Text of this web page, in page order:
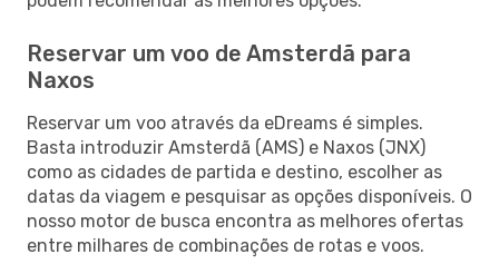
Reservar um voo de Amsterdã para
Naxos
Reservar um voo através da eDreams é simples.
Basta introduzir Amsterdã (AMS) e Naxos (JNX)
como as cidades de partida e destino, escolher as
datas da viagem e pesquisar as opções disponíveis. O
nosso motor de busca encontra as melhores ofertas
entre milhares de combinações de rotas e voos.